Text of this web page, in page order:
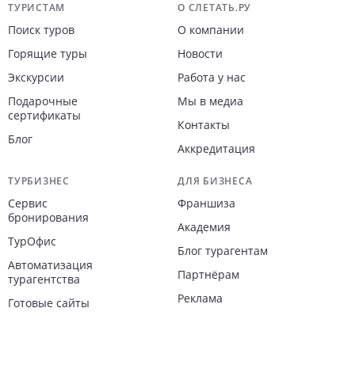
Навигация по сайту
ТУРИСТАМ
Поиск туров
Горящие туры
Экскурсии
Подарочные
сертификаты
Блог
О СЛЕТАТЬ.РУ
О компании
Новости
Работа у нас
Мы в медиа
Контакты
Аккредитация
ТУРБИЗНЕС
Сервис
бронирования
ТурОфис
Автоматизация
турагентства
Готовые сайты
ДЛЯ БИЗНЕСА
Франшиза
Академия
Блог турагентам
Партнёрам
Реклама